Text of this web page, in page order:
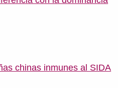
chinas inmunes al SIDA